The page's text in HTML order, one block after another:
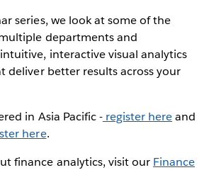
series, we look at some of the
departments and
interactive visual analytics
deliver better results across your
in Asia Pacific -register hereand
here.
finance analytics, visit our Finance